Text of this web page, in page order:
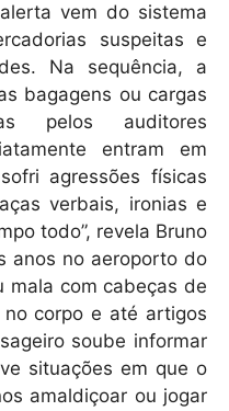
vem do sistema
suspeitas e
Na sequência, a
bagagens ou cargas
pelos auditores
entram em
agressões físicas
verbais, ironias e
todo”, revela Bruno
anos no aeroporto do
mala com cabeças de
corpo e até artigos
soube informar
situações em que o
amaldiçoar ou jogar